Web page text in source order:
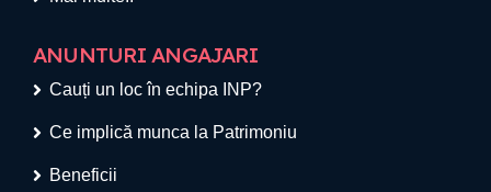
ANUNTURI ANGAJARI
Cauți un loc în echipa INP?
Ce implică munca la Patrimoniu
Beneficii